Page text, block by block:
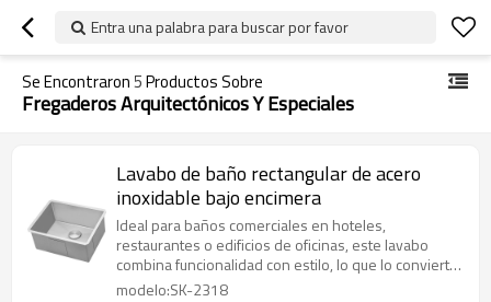
Entra una palabra para buscar por favor
Se Encontraron5Productos Sobre
Fregaderos Arquitectónicos Y Especiales
Lavabo de baño rectangular de acero
inoxidable bajo encimera
Ideal para baños comerciales en hoteles,
restaurantes o edificios de oficinas, este lavabo
combina funcionalidad con estilo, lo que lo convierte
en una opción perfecta para mejorar el ambiente
modelo:SK-2318